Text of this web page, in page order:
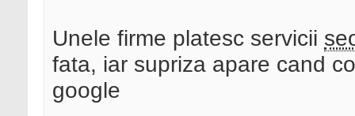
Unele firme platesc servicii
fata, iar supriza apare cand
google